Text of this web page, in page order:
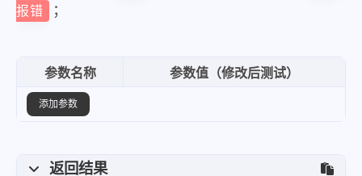
报错
；
参数名称 参数值（修改后测试）
添加参数
返回结果